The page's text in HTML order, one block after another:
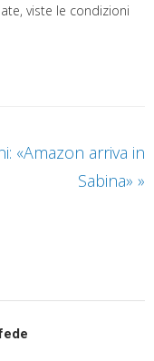
viste le condizioni
«Amazon arriva in
Sabina» »